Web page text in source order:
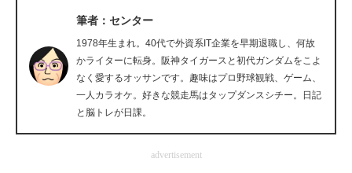
企業向けIT製品の総合サイト
IT製品の技術・比較・事例
製造業のIT導入・活用を支援
筆者：センター
1978年生まれ。40代で外資系IT企業を早期退職し、何故
かライターに転身。阪神タイガースと初代ガンダムをこよ
なく愛するオッサンです。趣味はプロ野球観戦、ゲーム、
一人カラオケ。好きな競走馬はタップダンスシチー。日記
と脳トレが日課。
advertisement